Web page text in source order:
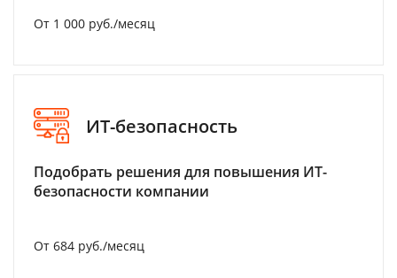
От 1 000 руб./месяц
ИТ-безопасность
Подобрать решения для повышения ИТ-
безопасности компании
От 684 руб./месяц